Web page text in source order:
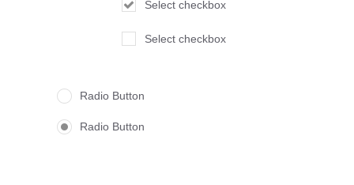
Select checkbox
Select checkbox
Radio Button
Radio Button